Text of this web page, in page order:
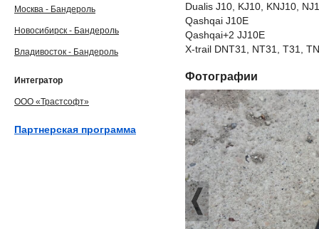
Dualis J10, KJ10, KNJ10,
Qashqai J10E
Qashqai+2 JJ10E
X-trail DNT31, NT31, T31,
Фотографии
Москва - Бандероль
Новосибирск - Бандероль
Владивосток - Бандероль
Интегратор
ООО «Трастсофт»
Партнерская программа